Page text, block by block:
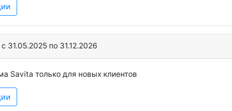
31.05.2025 по 31.12.2026
Savita только для новых клиентов